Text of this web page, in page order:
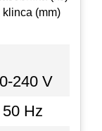
(mm)
V
50 Hz